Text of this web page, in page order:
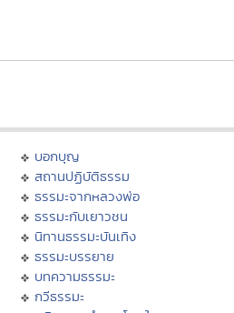
บอกบุญ
สถานปฏิบัติธรรม
ธรรมะจากหลวงพ่อ
ธรรมะกับเยาวชน
นิทานธรรมะบันเทิง
ธรรมะบรรยาย
บทความธรรมะ
กวีธรรมะ